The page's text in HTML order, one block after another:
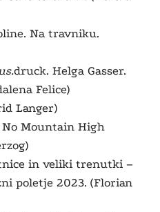
Na travniku.
druck. Helga Gasser.
Felice)
Langer)
No Mountain High
in veliki trenutki –
poletje 2023. (Florian